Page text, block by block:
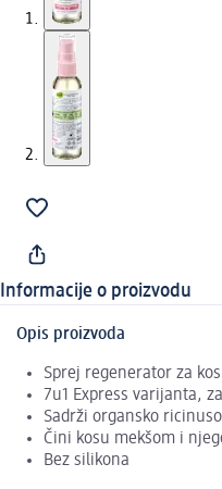
Informacije o proizvodu
Opis proizvoda
Sprej regenerator za
7u1 Express varijanta,
Sadrži organsko
Čini kosu mekšom i
Bez silikona